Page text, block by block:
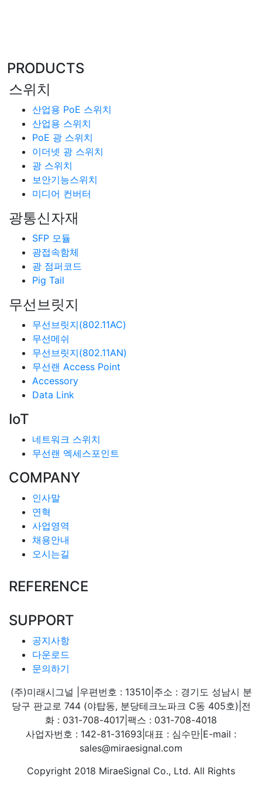
PRODUCTS
스위치
산업용 PoE 스위치
산업용 스위치
PoE 광 스위치
이더넷 광 스위치
광 스위치
보안기능스위치
미디어 컨버터
광통신자재
SFP 모듈
광접속함체
광 점퍼코드
Pig Tail
무선브릿지
무선브릿지(802.11AC)
무선메쉬
무선브릿지(802.11AN)
무선랜 Access Point
Accessory
Data Link
IoT
네트워크 스위치
무선랜 엑세스포인트
COMPANY
인사말
연혁
사업영역
채용안내
오시는길
REFERENCE
SUPPORT
공지사항
다운로드
문의하기
(주)미래시그널
우편번호 : 13510 주소 : 경기도 성남시 분
당구 판교로 744 (야탑동, 분당테크노파크 C동 405호) 전
화 : 031-708-4017 팩스 : 031-708-4018
사업자번호 : 142-81-31693 대표 : 심수만 E-mail :
sales@miraesignal.com
Copyright 2018 MiraeSignal Co., Ltd. All Rights